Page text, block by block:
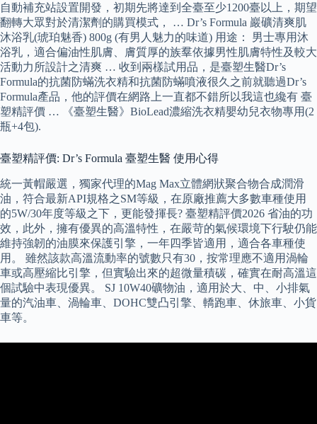
自動補充站設置開發，初期先將達到全臺至少1200臺以上，期望
翻轉大眾對於清潔劑的購買模式， … Dr’s Formula 巖礦清爽肌
沐浴乳(琥珀魅香) 800g (有男人魅力的味道) 用途： 男士專用沐
浴乳，適合偏油性肌膚、膚質厚的族羣依據男性肌膚特性及較大
活動力所設計之清爽 … 收到兩樣試用品，是臺塑生醫Dr’s
Formula的抗菌防蟎洗衣精和抗菌防蟎噴液很久之前就聽過Dr’s
Formula產品，他的評價在網路上一直都不錯所以我這也纔有 臺
塑精評價 … 《臺塑生醫》BioLead濃縮洗衣精嬰幼兒衣物專用(2
瓶+4包).
臺塑精評價: Dr’s Formula 臺塑生醫 使用心得
統一黃帽嚴選，獨家代理的Mag Max立體網狀聚合物合成潤滑
油，符合最新API規格之SM等級，在原廠推薦大多數車種使用
的5W/30年度等級之下，更能發揮長? 臺塑精評價2026 省油的功
效，此外，擁有優異的高溫特性，在嚴苛的氣候環境下行駛仍能
維持強韌的油膜來保護引擎，一年四季皆適用，適合各車種使
用。 雖然該款高溫流動率的號數只有30，按常理應不適用渦輪
車或高壓縮比引擎，但實驗出來的超微量積碳，確實在耐高溫這
個試驗中表現優異。 SJ 10W40礦物油，適用於大、中、小排氣
量的汽油車、渦輪車、DOHC雙凸引擎、轎跑車、休旅車、小貨
車等。